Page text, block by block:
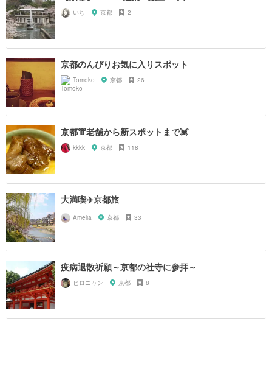
いち 京都 2
京都のんびりお気に入りスポット
Tomoko 京都 26
京都👘老舗から新スポットまで💓
kkkk 京都 118
大満喫✈️京都旅
Amelia 京都 33
疫病退散祈願～京都の社寺に参拝～
ヒロニャン 京都 8